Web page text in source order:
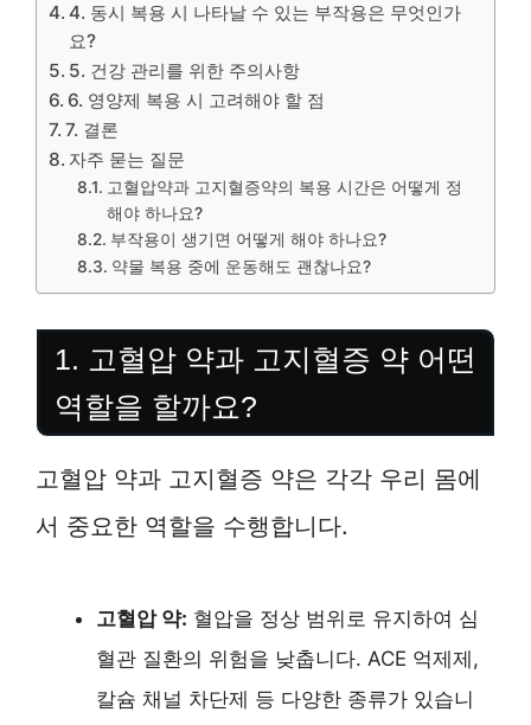
4. 동시 복용 시 나타날 수 있는 부작용은 무엇인가
요?
5. 건강 관리를 위한 주의사항
6. 영양제 복용 시 고려해야 할 점
7. 결론
자주 묻는 질문
고혈압약과 고지혈증약의 복용 시간은 어떻게 정
해야 하나요?
부작용이 생기면 어떻게 해야 하나요?
약물 복용 중에 운동해도 괜찮나요?
1. 고혈압 약과 고지혈증 약 어떤
역할을 할까요?
고혈압 약과 고지혈증 약은 각각 우리 몸에
서 중요한 역할을 수행합니다.
고혈압 약: 혈압을 정상 범위로 유지하여 심
혈관 질환의 위험을 낮춥니다. ACE 억제제,
칼슘 채널 차단제 등 다양한 종류가 있습니